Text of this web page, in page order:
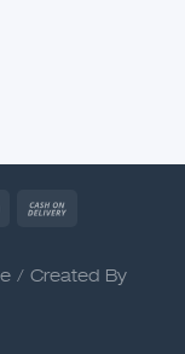
/ Created By